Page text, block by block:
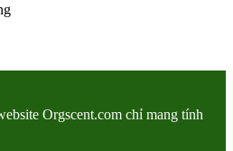
Orgscent.com chỉ mang tính